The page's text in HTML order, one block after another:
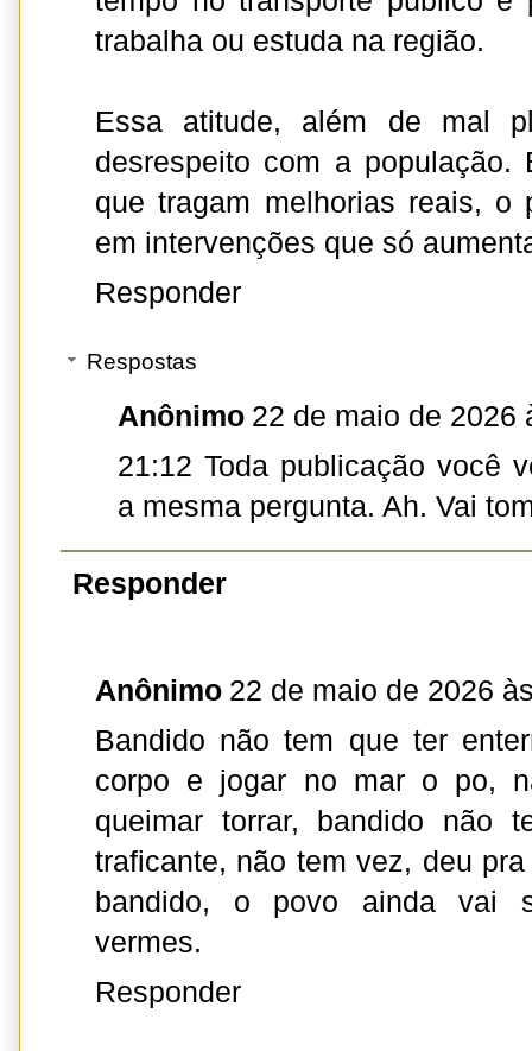
trabalha ou estuda na região.
Essa atitude, além de mal
desrespeito com a população.
que tragam melhorias reais, o
em intervenções que só
Responder
Respostas
Anônimo 22 de maio de 2026
21:12 Toda publicação você
a mesma pergunta. Ah. Vai
Responder
Anônimo 22 de maio de 2026
Bandido não tem que ter
corpo e jogar no mar o po,
queimar torrar, bandido não
traficante, não tem vez, deu
bandido, o povo ainda vai
vermes.
Responder